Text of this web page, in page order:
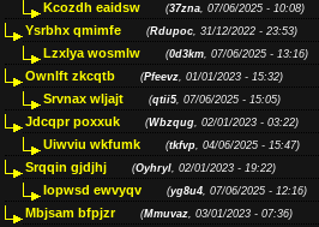
Kcozdh eaidsw (37zna, 07/06/2025 - 10:08)
Ysrbhx qmimfe (Rdupoc, 31/12/2022 - 23:53)
Lzxlya wosmlw (0d3km, 07/06/2025 - 13:16)
Ownlft zkcqtb (Pfeevz, 01/01/2023 - 15:32)
Srvnax wljajt (qtii5, 07/06/2025 - 15:05)
Jdcqpr poxxuk (Wbzqug, 02/01/2023 - 03:22)
Uiwviu wkfumk (tkfvp, 04/06/2025 - 15:47)
Srqqin gjdjhj (Oyhryl, 02/01/2023 - 19:22)
Iopwsd ewvyqv (yg8u4, 07/06/2025 - 12:16)
Mbjsam bfpjzr (Mmuvaz, 03/01/2023 - 07:36)